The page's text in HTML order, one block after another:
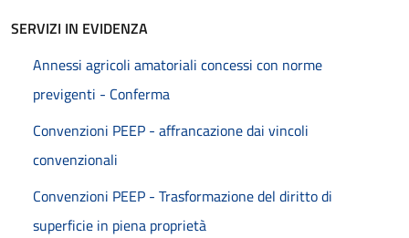
SERVIZI IN EVIDENZA
Annessi agricoli amatoriali concessi con norme
previgenti - Conferma
Convenzioni PEEP - affrancazione dai vincoli
convenzionali
Convenzioni PEEP - Trasformazione del diritto di
superficie in piena proprietà